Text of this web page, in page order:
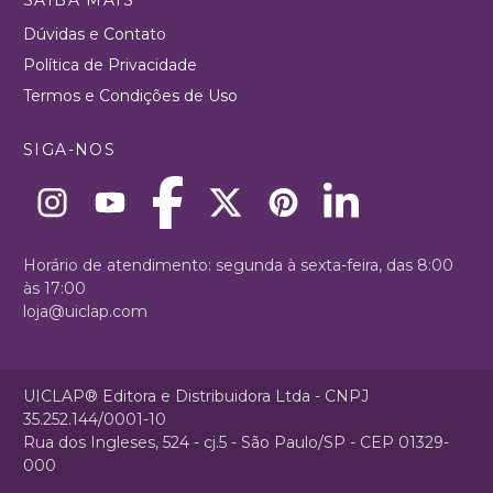
Dúvidas e Contato
Política de Privacidade
Termos e Condições de Uso
SIGA-NOS
Horário de atendimento: segunda à sexta-feira, das 8:00
às 17:00
loja@uiclap.com
UICLAP® Editora e Distribuidora Ltda - CNPJ
35.252.144/0001-10
Rua dos Ingleses, 524 - cj.5 - São Paulo/SP - CEP 01329-
000